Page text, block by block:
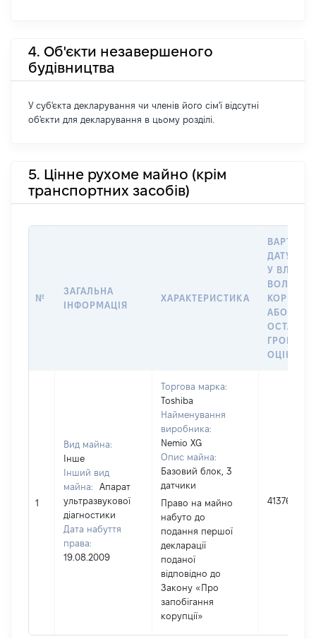
4. Об'єкти незавершеного
будівництва
У суб'єкта декларування чи членів його сім'ї відсутні
об'єкти для декларування в цьому розділі.
5. Цінне рухоме майно (крім
транспортних засобів)
№
ЗАГАЛЬНА
ІНФОРМАЦІЯ
ХАРАКТЕРИСТИКА
ДАТУ
У
АБО ЗА
ОЦІНКОЮ
1
Вид майна:
Інше
Інший вид
майна:
Апарат
ультразвукової
діагностики
Дата набуття
права:
19.08.2009
Торгова марка:
Toshiba
Найменування
виробника:
Nemio XG
Опис майна:
Базовий блок, 3
датчики
Право на майно
набуто до
подання першої
декларації
поданої
відповідно до
Закону «Про
запобігання
корупції»
413763